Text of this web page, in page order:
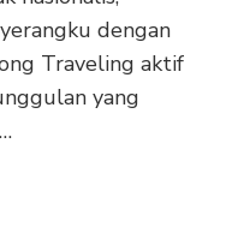
dengan
Traveling aktif
yang